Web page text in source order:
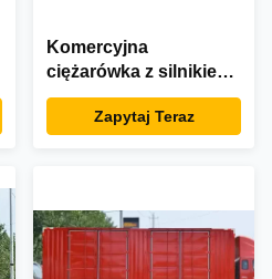
Komercyjna
ciężarówka z silnikiem
wysokoprężnym z
napędem elektrycznym
Zapytaj Teraz